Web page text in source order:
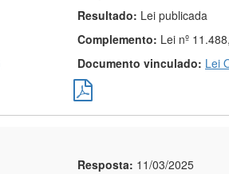
Resultado: Lei publicada
Complemento: Lei nº
Documento vinculado: Lei
Resposta: 11/03/2025